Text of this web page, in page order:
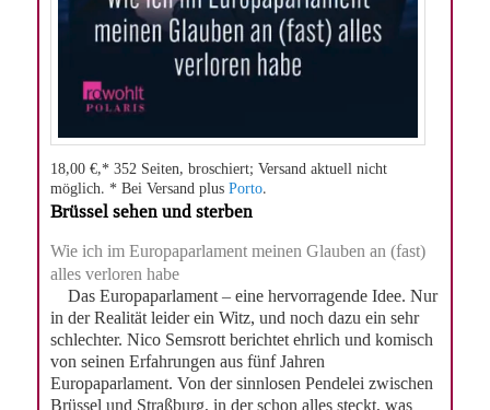
18,00 €,* 352 Seiten, broschiert; Versand aktuell nicht
möglich. * Bei Versand plusPorto.
Brüssel sehen und sterben
Wie ich im Europaparlament meinen Glauben an (fast)
alles verloren habe
Das Europaparlament – eine hervorragende Idee. Nur
in der Realität leider ein Witz, und noch dazu ein sehr
schlechter. Nico Semsrott berichtet ehrlich und komisch
von seinen Erfahrungen aus fünf Jahren
Europaparlament. Von der sinnlosen Pendelei zwischen
Brüssel und Straßburg, in der schon alles steckt, was